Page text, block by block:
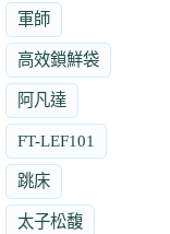
軍師
高效鎖鮮袋
阿凡達
FT-LEF101
跳床
太子松馥